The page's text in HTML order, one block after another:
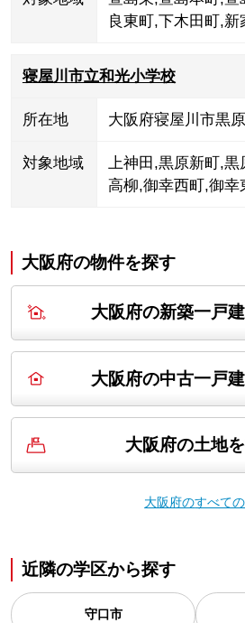
良東町,下木田町,新
寝屋川市立和光小学校
所在地 大阪府寝屋川市黒
対象地域 上神田 ,黒原新町,黒
高柳,御幸西町,御幸
大阪府の物件を探す
大阪府の新築一戸
大阪府の中古一戸
大阪府の土地
大阪府のすべて
近隣の学区から探す
守口市